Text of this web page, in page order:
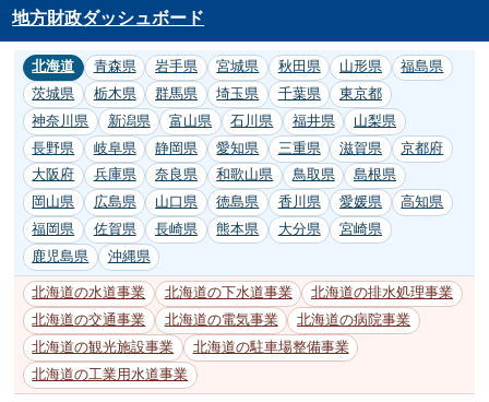
地方財政ダッシュボード
北海道 青森県 岩手県 宮城県 秋田県 山形県
福島県
茨城県
栃木県 群馬県 埼玉県 千葉県
東京都
神奈川県
新潟県 富山県 石川県 福井県
山梨県
長野県
岐阜県 静岡県 愛知県 三重県 滋賀県
京都府
大阪府
兵庫県 奈良県 和歌山県 鳥取県
島根県
岡山県
広島県 山口県 徳島県 香川県 愛媛県
高知県
福岡県
佐賀県 長崎県 熊本県 大分県
宮崎県
鹿児島県
沖縄県
北海道の水道事業 北海道の下水道事業
北海道の排水処理事業
北海道の交通事業
北海道の電気事業
北海道の病院事業
北海道の観光施設事業
北海道の駐車場整備事業
北海道の工業用水道事業